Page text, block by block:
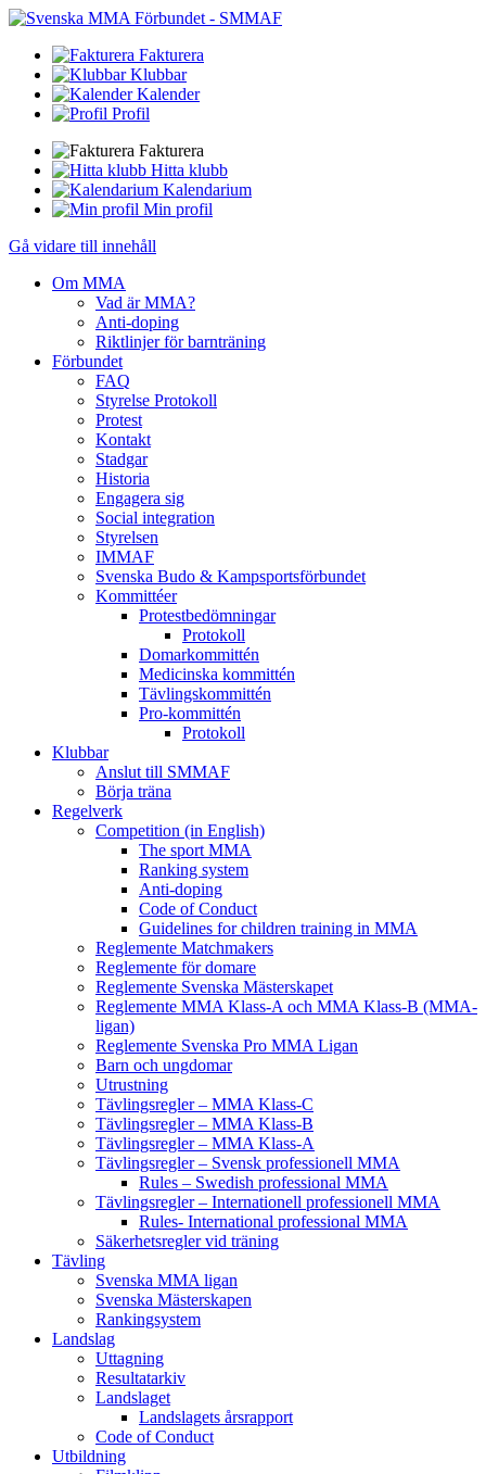
Fakturera
Klubbar
Kalender
Profil
Fakturera
Hitta klubb
Kalendarium
Min profil
Gå vidare till innehåll
Om MMA
Vad är MMA?
Anti-doping
Riktlinjer för barnträning
Förbundet
FAQ
Styrelse Protokoll
Protest
Kontakt
Stadgar
Historia
Engagera sig
Social integration
Styrelsen
IMMAF
Svenska Budo & Kampsportsförbundet
Kommittéer
Protestbedömningar
Protokoll
Domarkommittén
Medicinska kommittén
Tävlingskommittén
Pro-kommittén
Protokoll
Klubbar
Anslut till SMMAF
Börja träna
Regelverk
Competition (in English)
The sport MMA
Ranking system
Anti-doping
Code of Conduct
Guidelines for children training in MMA
Reglemente Matchmakers
Reglemente för domare
Reglemente Svenska Mästerskapet
Reglemente MMA Klass-A och MMA Klass-B (MMA-
ligan)
Reglemente Svenska Pro MMA Ligan
Barn och ungdomar
Utrustning
Tävlingsregler – MMA Klass-C
Tävlingsregler – MMA Klass-B
Tävlingsregler – MMA Klass-A
Tävlingsregler – Svensk professionell MMA
Rules – Swedish professional MMA
Tävlingsregler – Internationell professionell MMA
Rules- International professional MMA
Säkerhetsregler vid träning
Tävling
Svenska MMA ligan
Svenska Mästerskapen
Rankingsystem
Landslag
Uttagning
Resultatarkiv
Landslaget
Landslagets årsrapport
Code of Conduct
Utbildning